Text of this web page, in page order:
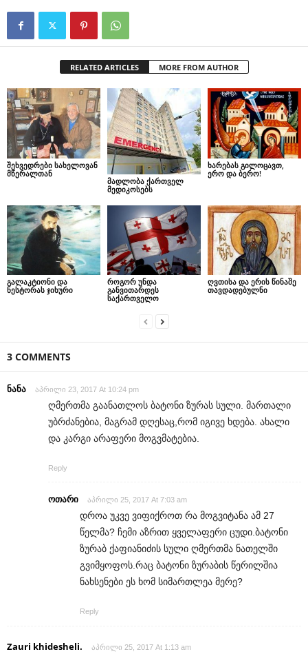
RELATED ARTICLES MORE FROM AUTHOR
შეხვედრები სახელოვან
მწერალთან
მადლობა ქართველ
მედიკოსებს
ხარებას გილოცავთ,
ერო და ბერო!
გალაკტიონი და
ნესტორას ჯიხური
როგორ უნდა
განვითარდეს
საქართველო
ღვთისა და ერის წინაშე
თავდადებულნი
3 COMMENTS
ნანა აპრილი 23, 2017 At 10:24 pm
ღმერთმა გაანათლოს ბატონი ზურას სული. მართალი
უბრძანებია, მაგრამ დღესაც,რომ იგივე ხდება. ახალი
და კარგი არაფერი მოგვმატებია.
Reply
ოთარი აპრილი 25, 2017 At 7:03 am
დროა უკვე ვიფიქროთ რა მოგვიტანა ამ 27
წელმა? ჩემი აზრით ყველაფერი ცუდი.ბატონი
ზურაბ ქაფიანიძის სული ღმერთმა ნათელში
გვიმყოფოს.რაც ბატონი ზურაბის წერილშია
ნახსენები ეს ხომ სიმართლეა მერე?
Reply
Zauri khidesheli. აპრილი 25, 2017 At 1:13 am